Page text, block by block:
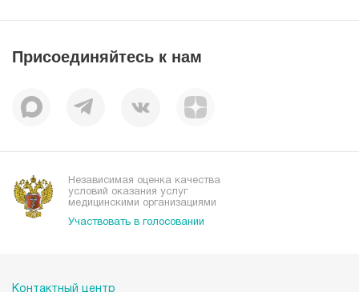
Пациентам
Миссия
Корпоративная социальная ответственность
Наши преимущества
Пресс-центр
Присоединяйтесь к нам
Независимая оценка качества
условий оказания услуг
медицинскими организациями
Участвовать в голосовании
Контактный центр